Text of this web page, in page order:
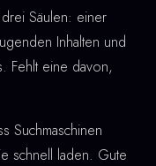
Säulen: einer
Inhalten und
Fehlt eine davon,
Suchmaschinen
schnell laden. Gute